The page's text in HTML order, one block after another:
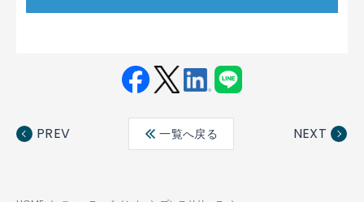
ebo ter
edin
PREV 一覧へ戻る NEXT